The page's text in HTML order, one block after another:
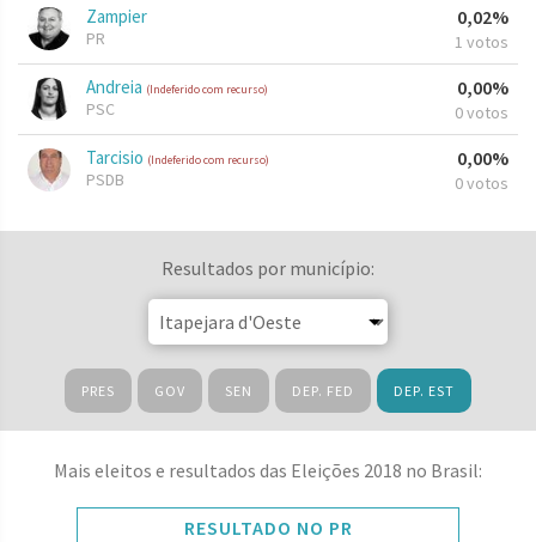
Zampier
PR
0,02%
1 votos
Andreia (Indeferido com recurso)
PSC
0,00%
0 votos
Tarcisio (Indeferido com recurso)
PSDB
0,00%
0 votos
Resultados por município:
PRES GOV SEN DEP. FED DEP. EST
Mais eleitos e resultados das Eleições 2018 no Brasil:
RESULTADO NO PR